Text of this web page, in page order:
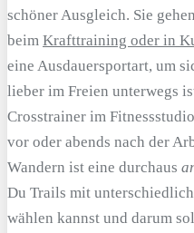
schöner Ausgleich. Sie
beim Krafttraining oder in
eine Ausdauersportart, um
lieber im Freien unterwegs
Crosstrainer im
vor oder abends nach der
Wandern ist eine durchaus
Du Trails mit
wählen kannst und darum